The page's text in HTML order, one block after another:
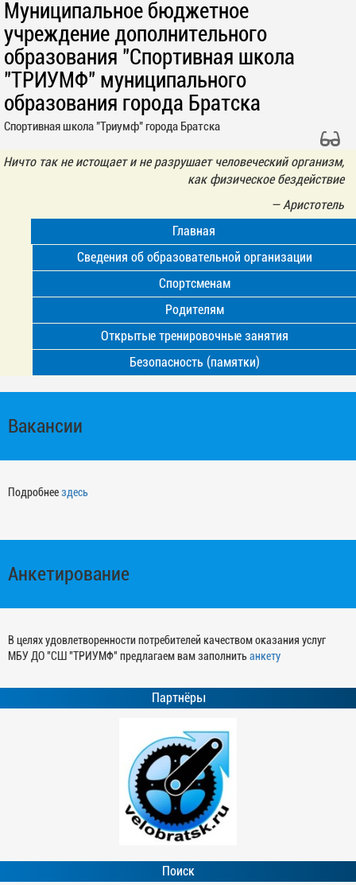
Муниципальное бюджетное
учреждение дополнительного
образования "Спортивная школа
"ТРИУМФ" муниципального
образования города Братска
Спортивная школа "Триумф" города Братска
Ничто так не истощает и не разрушает человеческий организм,
как физическое бездействие
—Аристотель
Главная
Сведения об образовательной организации
Спортсменам
Родителям
Открытые тренировочные занятия
Безопасность (памятки)
Вакансии
Подробнеездесь
Анкетирование
В целях удовлетворенности потребителей качеством оказания услуг
МБУ ДО "СШ "ТРИУМФ" предлагаем вам заполнитьанкету
Партнёры
Поиск